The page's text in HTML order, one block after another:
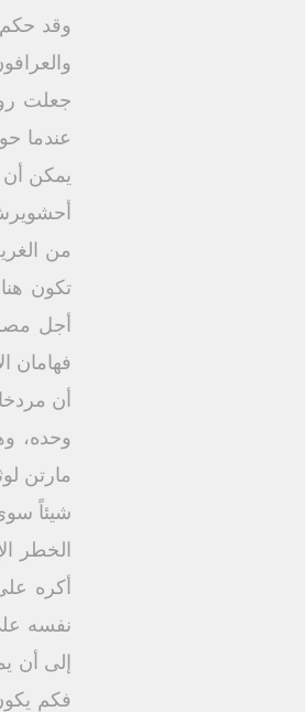
وقد حكم
جعلت
عندما
يمكن أن
من
تكون
أجل
فهامان
أن
وحده،
مارتن
شيئاً
الخطر
أكره
نفسه
إلى أن
فكم